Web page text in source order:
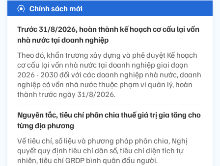
Chính sách mới
Trước 31/8/2026, hoàn thành kế hoạch cơ cấu lại vốn
nhà nước tại doanh nghiệp
Theo đó, khẩn trương xây dựng và phê duyệt Kế hoạch
cơ cấu lại vốn nhà nước tại doanh nghiệp giai đoạn
2026 - 2030 đối với các doanh nghiệp nhà nước, doanh
nghiệp có vốn nhà nước thuộc phạm vi quản lý, hoàn
thành trước ngày 31/8/2026.
Nguyên tắc, tiêu chí phân chia thuế giá trị gia tăng cho
từng địa phương
Về tiêu chí, số liệu và phương pháp phân chia, Nghị
quyết quy định tiêu chí dân số, tiêu chí diện tích tự
nhiên, tiêu chí GRDP bình quân đầu người.